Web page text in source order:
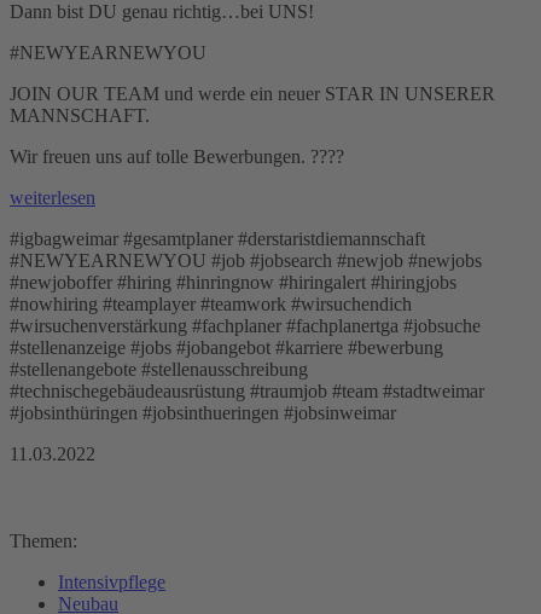
Dann bist DU genau richtig…bei UNS!
#NEWYEARNEWYOU
JOIN OUR TEAM und werde ein neuer STAR IN UNSERER
MANNSCHAFT.
Wir freuen uns auf tolle Bewerbungen. ????
weiterlesen
#igbagweimar #gesamtplaner #derstaristdiemannschaft
#NEWYEARNEWYOU #job #jobsearch #newjob #newjobs
#newjoboffer #hiring #hinringnow #hiringalert #hiringjobs
#nowhiring #teamplayer #teamwork #wirsuchendich
#wirsuchenverstärkung #fachplaner #fachplanertga #jobsuche
#stellenanzeige #jobs #jobangebot #karriere #bewerbung
#stellenangebote #stellenausschreibung
#technischegebäudeausrüstung #traumjob #team #stadtweimar
#jobsinthüringen #jobsinthueringen #jobsinweimar
11.03.2022
Themen:
Intensivpflege
Neubau